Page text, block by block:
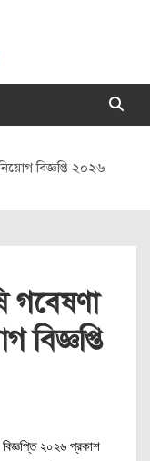
বিজ্ঞপ্তি ২০২৬
গবেষণা
বিজ্ঞপ্তি
বিজ্ঞপ্তি ২০২৬ প্রকাশ